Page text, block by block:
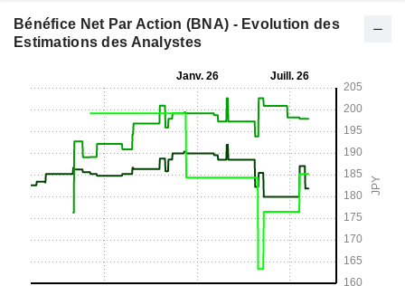
Bénéfice Net Par Action (BNA) - Evolution des
Estimations des Analystes